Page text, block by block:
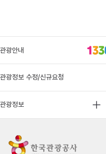
관광안내
관광정보 수정/신규요청
관광정보